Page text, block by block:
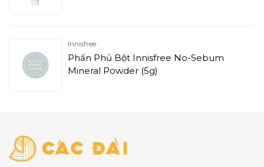
Innisfree
Phấn Phủ Bột Innisfree No-Sebum
Mineral Powder (5g)